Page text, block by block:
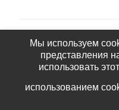
Мы используем
представления
использовать
использованием